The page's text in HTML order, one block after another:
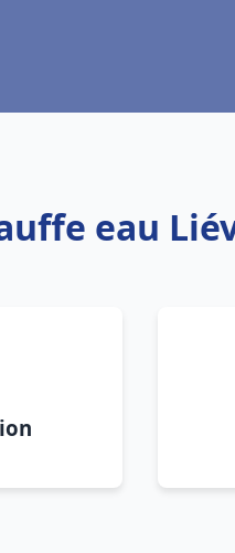
eau